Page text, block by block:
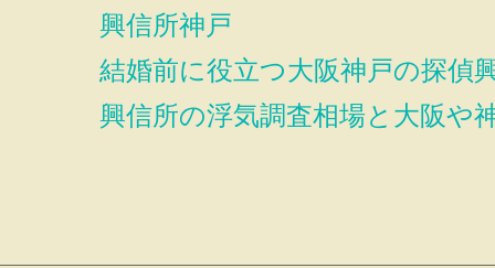
興信所神戸
結婚前に役立つ大阪神戸の探偵
興信所の浮気調査相場と大阪や